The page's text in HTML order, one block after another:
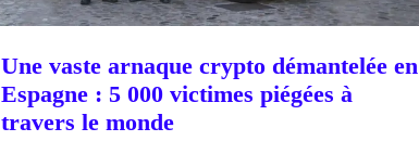
Une vaste arnaque crypto démantelée en
Espagne : 5 000 victimes piégées à
travers le monde